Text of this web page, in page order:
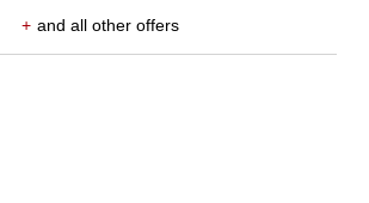
+ and all other offers